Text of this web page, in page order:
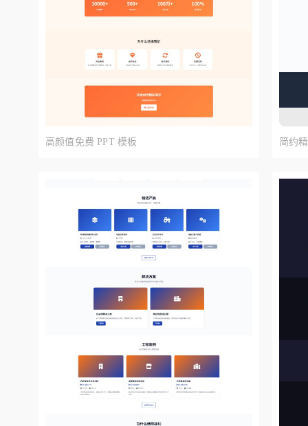
高颜值免费 PPT 模板 简约